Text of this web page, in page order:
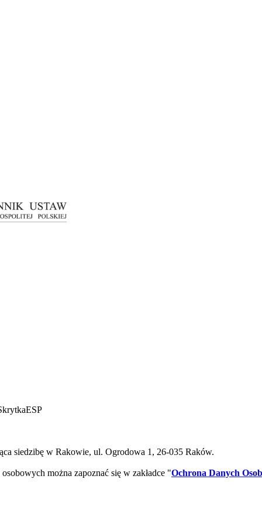
siedzibę w Rakowie, ul. Ogrodowa 1, 26-035 Raków.
można zapoznać się w zakładce "Ochrona Danych